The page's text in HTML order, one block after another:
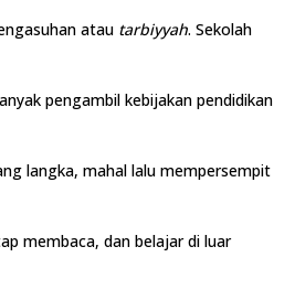
atau tarbiyyah. Sekolah
pengambil kebijakan pendidikan
langka, mahal lalu mempersempit
membaca, dan belajar di luar